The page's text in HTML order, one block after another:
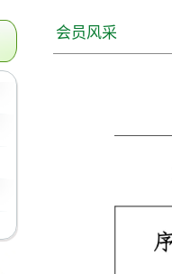
会员风采